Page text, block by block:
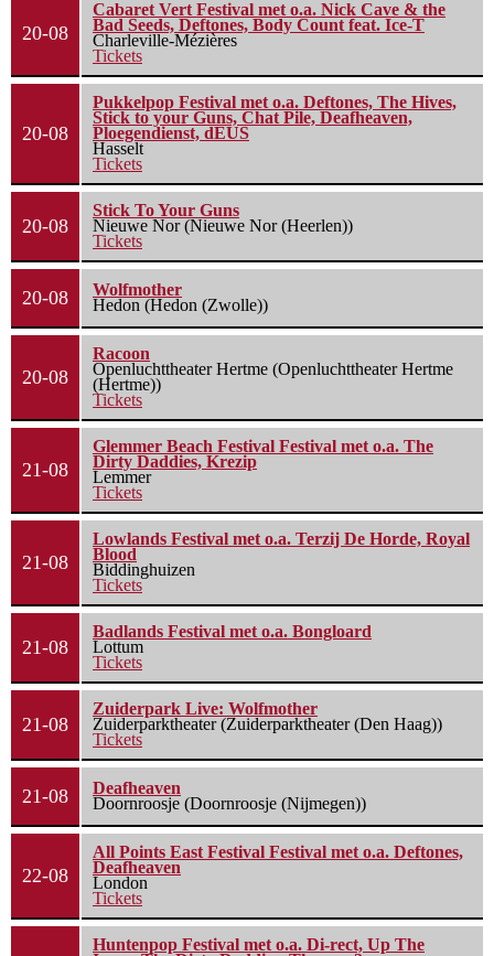
20-08
Cabaret Vert Festival met o.a. Nick Cave & the
Bad Seeds, Deftones, Body Count feat. Ice-T
Charleville-Mézières
Tickets
20-08
Pukkelpop Festival met o.a. Deftones, The Hives,
Stick to your Guns, Chat Pile, Deafheaven,
Ploegendienst, dEUS
Hasselt
Tickets
20-08
Stick To Your Guns
Nieuwe Nor (Nieuwe Nor (Heerlen))
Tickets
20-08
Wolfmother
Hedon (Hedon (Zwolle))
20-08
Racoon
Openluchttheater Hertme (Openluchttheater Hertme
(Hertme))
Tickets
21-08
Glemmer Beach Festival Festival met o.a. The
Dirty Daddies, Krezip
Lemmer
Tickets
21-08
Lowlands Festival met o.a. Terzij De Horde, Royal
Blood
Biddinghuizen
Tickets
21-08
Badlands Festival met o.a. Bongloard
Lottum
Tickets
21-08
Zuiderpark Live: Wolfmother
Zuiderparktheater (Zuiderparktheater (Den Haag))
Tickets
21-08
Deafheaven
Doornroosje (Doornroosje (Nijmegen))
22-08
All Points East Festival Festival met o.a. Deftones,
Deafheaven
London
Tickets
Huntenpop Festival met o.a. Di-rect, Up The